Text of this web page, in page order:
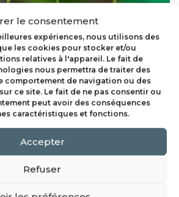
le consentement
expériences, nous utilisons des
les cookies pour stocker et/ou
relatives à l'appareil. Le fait de
nous permettra de traiter des
comportement de navigation ou des
ce site. Le fait de ne pas consentir ou
peut avoir des conséquences
caractéristiques et fonctions.
Accepter
Refuser
soi
thérapeutiques alternatives
les épreuves Vivre une
parentale...